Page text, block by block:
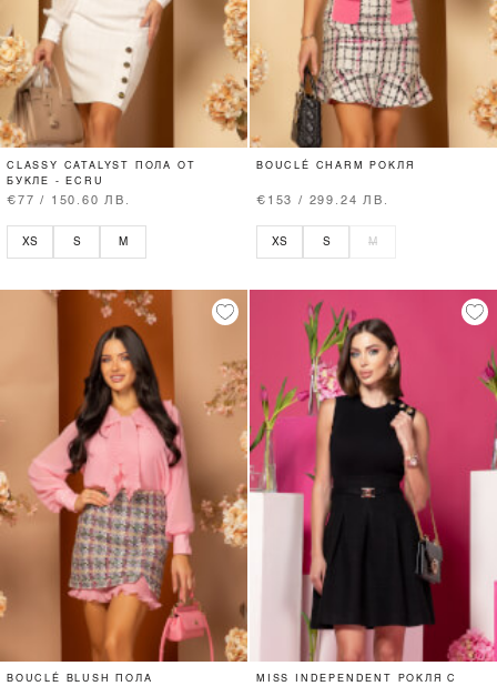
CLASSY CATALYST ПОЛА ОТ
БУКЛЕ - ECRU
€77 / 150.60 ЛВ.
XS S M
BOUCLÉ CHARM РОКЛЯ
€153 / 299.24 ЛВ.
XS S M
BOUCLÉ BLUSH ПОЛА
MISS INDEPENDENT РОКЛЯ С